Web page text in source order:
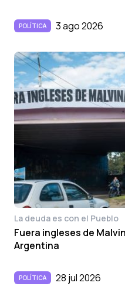
POLÍTICA 3 ago 2026
La deuda es con el Pueblo
Fuera ingleses de
Argentina
POLÍTICA 28 jul 2026